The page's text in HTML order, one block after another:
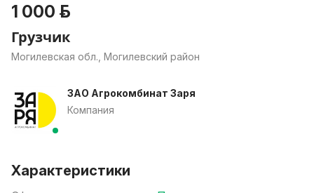
1 000 р.
Грузчик
Могилевская обл., Могилевский район
ЗАО Агрокомбинат Заря
Компания
Характеристики